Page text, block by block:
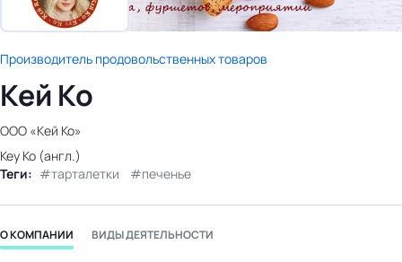
новости
материалы
видео
бизнес-центр
Производитель продовольственных товаров
Кей Ко
ООО «Кей Ко»
Key Ko (англ.)
Теги:
тарталетки печенье
О КОМПАНИИ ВИДЫ ДЕЯТЕЛЬНОСТИ